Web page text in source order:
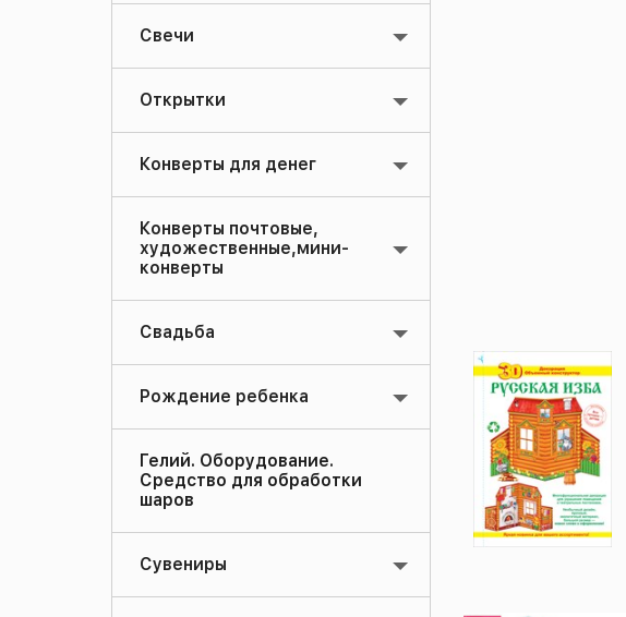
Свечи
Открытки
Конверты для денег
Конверты почтовые,
художественные,мини-
конверты
Свадьба
Рождение ребенка
Гелий. Оборудование.
Средство для обработки
шаров
Сувениры